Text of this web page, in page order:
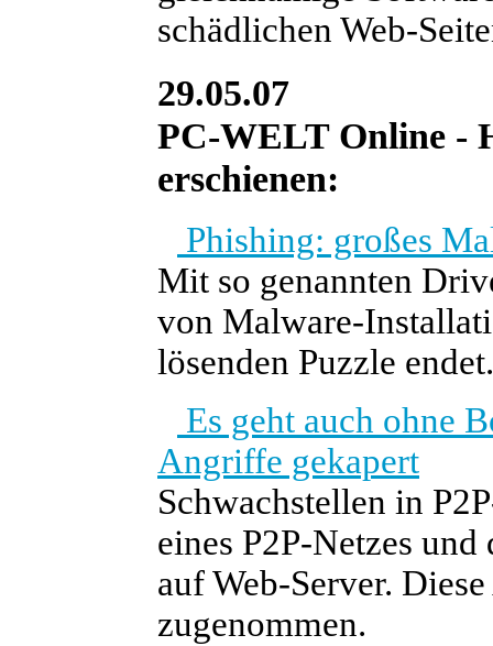
schädlichen Web-
29.05.07
PC-WELT Online -
erschienen:
Phishing: großes
Mit so genannten
von Malware-
lösenden Puzzle endet.
Es geht auch ohne
Angriffe gekapert
Schwachstellen in
eines P2P-Netzes
auf Web-Server.
zugenommen.